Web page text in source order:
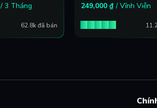
/ 3 Tháng
62.8k đã bán
249,000 ₫ / Vĩnh Viễn